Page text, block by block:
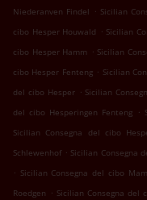
Niederanven Findel . Sicilian
cibo Hesper Houwald . Sicilian
cibo Hesper Hamm . Sicilian
cibo Hesper Fenteng . Sicilian
del cibo Hesper . Sicilian
del cibo Hesperingen Fenteng .
Sicilian Consegna del cibo
Schlewenhof . Sicilian Consegna
. Sicilian Consegna del cibo
Roedgen . Sicilian Consegna del